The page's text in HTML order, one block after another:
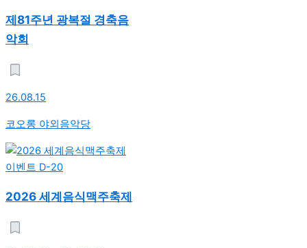
제81주년 광복절 경축음
악회
26.08.15
코오롱 야외음악당
이벤트 D-20
2026 세계음식맥주축제